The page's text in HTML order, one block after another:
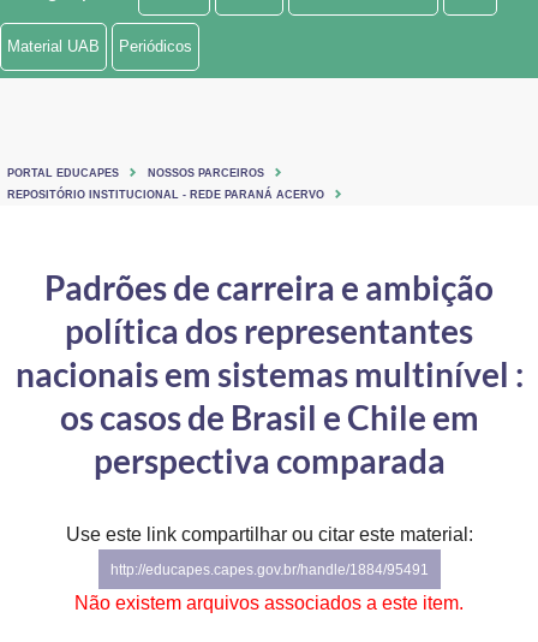
Ministério de Minas e Energia
Ministério do Turismo
Controladoria-Geral da União
Ministério da Mulher, da Família e dos Direitos Humanos
Secretaria de Governo
Advocacia-Geral da União
Banco Central do Brasil
Material UAB Periódicos
PORTAL EDUCAPES
NOSSOS PARCEIROS
REPOSITÓRIO INSTITUCIONAL - REDE PARANÁ ACERVO
Padrões de carreira e ambição
política dos representantes
nacionais em sistemas multinível :
os casos de Brasil e Chile em
perspectiva comparada
Use este link compartilhar ou citar este material:
http://educapes.capes.gov.br/handle/1884/95491
Não existem arquivos associados a este item.